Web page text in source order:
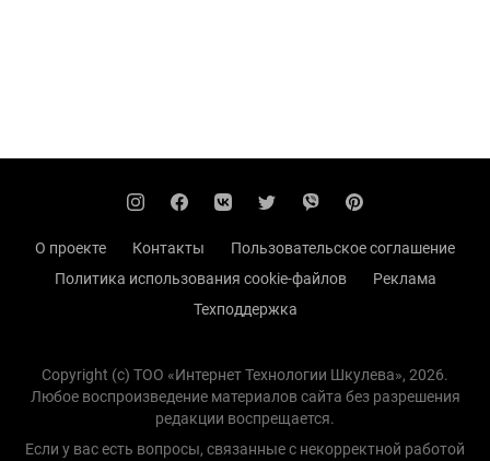
О проекте Контакты
Пользовательское соглашение
Политика использования cookie-файлов
Реклама
Техподдержка
Copyright (с) TOO «Интернет Технологии Шкулева», 2026.
Любое воспроизведение материалов сайта без разрешения
редакции воспрещается.
Если у вас есть вопросы, связанные с некорректной работой